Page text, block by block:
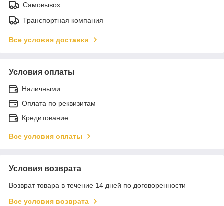
Самовывоз
Транспортная компания
Все условия доставки
Условия оплаты
Наличными
Оплата по реквизитам
Кредитование
Все условия оплаты
Условия возврата
Возврат товара в течение 14 дней по договоренности
Все условия возврата